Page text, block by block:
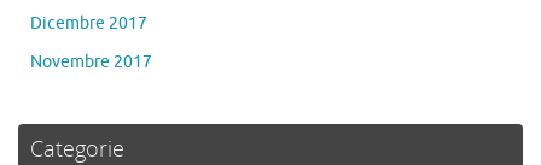
Dicembre 2017
Novembre 2017
Categorie